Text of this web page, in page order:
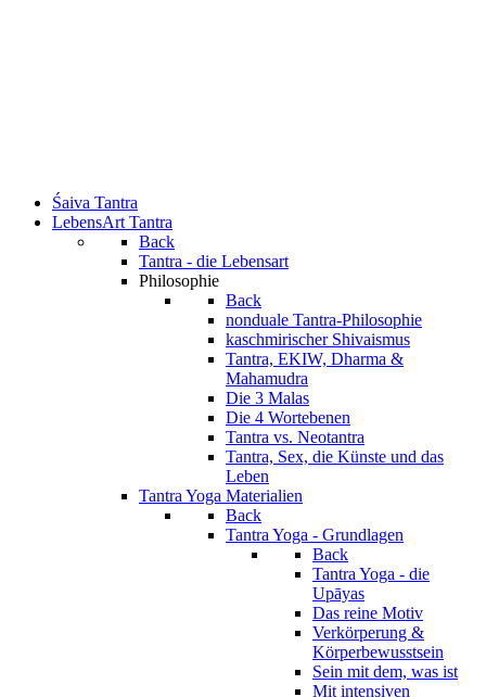
Śaiva Tantra
LebensArt Tantra
Back
Tantra - die Lebensart
Philosophie
Back
nonduale Tantra-Philosophie
kaschmirischer Shivaismus
Tantra, EKIW, Dharma &
Mahamudra
Die 3 Malas
Die 4 Wortebenen
Tantra vs. Neotantra
Tantra, Sex, die Künste und das
Leben
Tantra Yoga Materialien
Back
Tantra Yoga - Grundlagen
Back
Tantra Yoga - die
Upāyas
Das reine Motiv
Verkörperung &
Körperbewusstsein
Sein mit dem, was ist
Mit intensiven